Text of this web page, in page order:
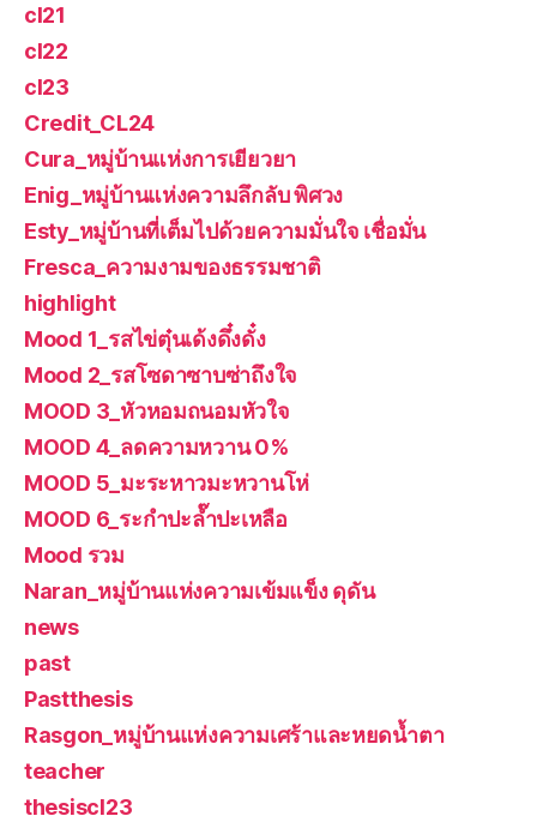
cl21
cl22
cl23
Credit_CL24
Cura_หมู่บ้านแห่งการเยียวยา
Enig_หมู่บ้านแห่งความลึกลับ พิศวง
Esty_หมู่บ้านที่เต็มไปด้วยความมั่นใจ เชื่อมั่น
Fresca_ความงามของธรรมชาติ
highlight
Mood 1_รสไข่ตุ๋นเด้งดึ๋งดั๋ง
Mood 2_รสโซดาซาบซ่าถึงใจ
MOOD 3_หัวหอมถนอมหัวใจ
MOOD 4_ลดความหวาน 0%
MOOD 5_มะระหาวมะหวานโห่
MOOD 6_ระกำปะล๊ำปะเหลือ
Mood รวม
Naran_หมู่บ้านแห่งความเข้มแข็ง ดุดัน
news
past
Pastthesis
Rasgon_หมู่บ้านแห่งความเศร้าและหยดน้ำตา
teacher
thesiscl23